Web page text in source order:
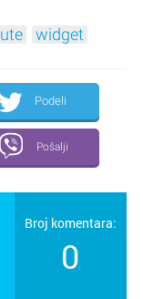
widget
Podeli
Pošalji
Broj komentara:
0